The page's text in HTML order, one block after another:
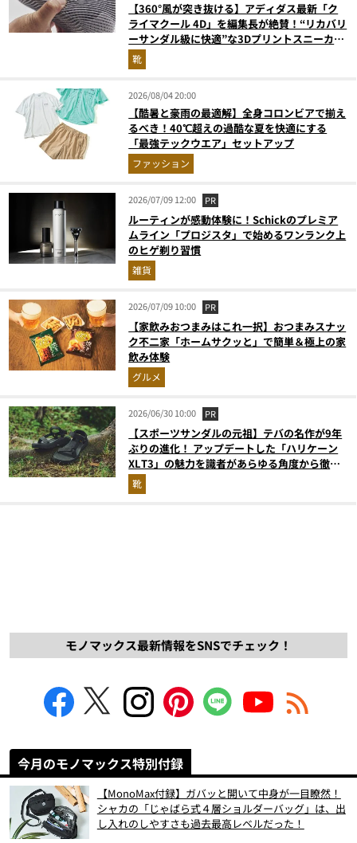
【360°風が突き抜ける】アディダス最新「ク
ライマクール 4D」を編集長が絶賛！“リカバリ
ーサンダル級に快適”な3Dプリントスニーカー
『コレ買いです』Vol.173
靴
2026/08/04 20:00
【酷暑と豪雨の最適解】全身コロンビアで揃え
るべき！40℃超えの過酷な夏を快適にする
「最強テックウエア」セットアップ
ファッション
2026/07/09 12:00 PR
ルーティンが感動体験に！Schickのプレミア
ムライン「プロジスタ」で始めるワンランク上
のヒゲ剃り習慣
雑貨
2026/07/09 10:00 PR
【家飲みおつまみはこれ一択】おつまみスナッ
ク不二家「ホームサクッと」で簡単＆極上の家
飲み体験
グルメ
2026/06/30 10:00 PR
【スポーツサンダルの元祖】テバの名作が9年
ぶりの進化！ アップデートした「ハリケーン
XLT3」の魅力を識者があらゆる角度から徹底
解説！
靴
モノマックス最新情報をSNSでチェック！
今月のモノマックス特別付録
【MonoMax付録】ガバッと開いて中身が一目瞭然！
シャカの「じゃばら式４層ショルダーバッグ」は、出
し入れのしやすさも過去最高レベルだった！